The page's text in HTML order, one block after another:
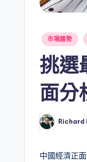
Posted
市場趨勢
挑選
面分
Posted
by
Richard
中國經濟正